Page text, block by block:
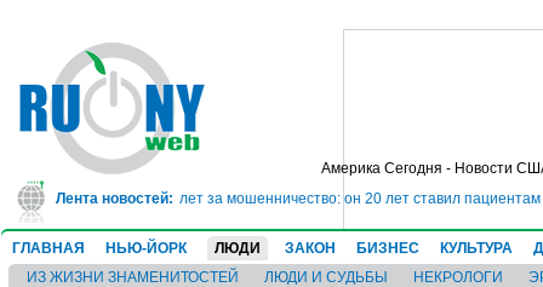
Америка Сегодня - Новости
Лента новостей:
сядет в тюрьму на 10 лет за мошенничество: он 20 лет ставил пациентам
ГЛАВНАЯ НЬЮ-ЙОРК ЛЮДИ ЗАКОН БИЗНЕС КУЛЬТУРА
ИЗ ЖИЗНИ ЗНАМЕНИТОСТЕЙ
ЛЮДИ И СУДЬБЫ НЕКРОЛОГИ